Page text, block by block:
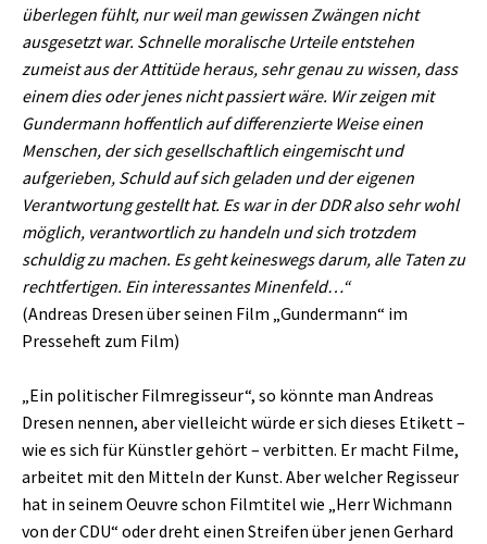
überlegen fühlt, nur weil man gewissen Zwängen nicht
ausgesetzt war. Schnelle moralische Urteile entstehen
zumeist aus der Attitüde heraus, sehr genau zu wissen, dass
einem dies oder jenes nicht passiert wäre. Wir zeigen mit
Gundermann hoffentlich auf differenzierte Weise einen
Menschen, der sich gesellschaftlich eingemischt und
aufgerieben, Schuld auf sich geladen und der eigenen
Verantwortung gestellt hat. Es war in der DDR also sehr wohl
möglich, verantwortlich zu handeln und sich trotzdem
schuldig zu machen. Es geht keineswegs darum, alle Taten zu
rechtfertigen. Ein interessantes Minenfeld…“
(Andreas Dresen über seinen Film „Gundermann“ im
Presseheft zum Film)
„Ein politischer Filmregisseur“, so könnte man Andreas
Dresen nennen, aber vielleicht würde er sich dieses Etikett –
wie es sich für Künstler gehört – verbitten. Er macht Filme,
arbeitet mit den Mitteln der Kunst. Aber welcher Regisseur
hat in seinem Oeuvre schon Filmtitel wie „Herr Wichmann
von der CDU“ oder dreht einen Streifen über jenen Gerhard